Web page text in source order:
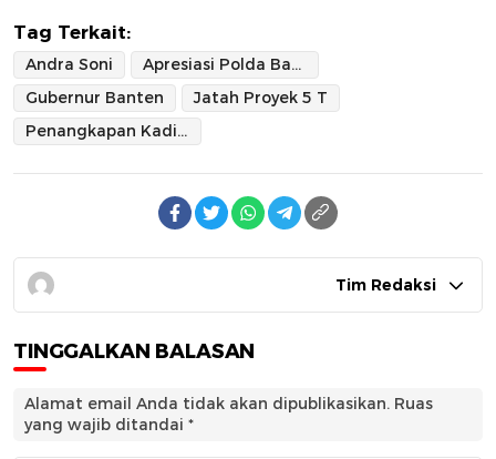
Tag Terkait:
Andra Soni
Apresiasi Polda Banten
Gubernur Banten
Jatah Proyek 5 T
Penangkapan Kadin Cilegon
Tim Redaksi
TINGGALKAN BALASAN
Alamat email Anda tidak akan dipublikasikan. Ruas
yang wajib ditandai *